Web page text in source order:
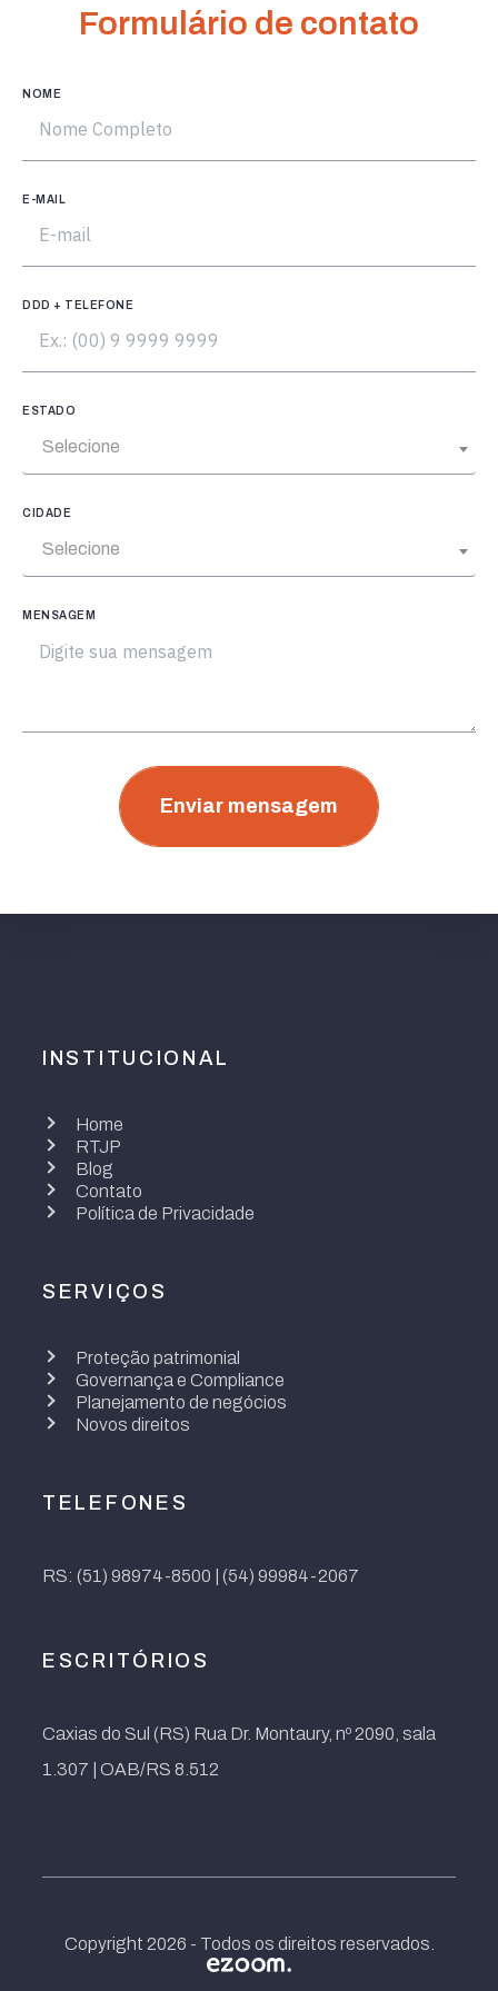
Formulário de contato
NOME
E-MAIL
DDD + TELEFONE
ESTADO
Selecione
CIDADE
Selecione
MENSAGEM
Enviar mensagem
INSTITUCIONAL
Home
RTJP
Blog
Contato
Política de Privacidade
SERVIÇOS
Proteção patrimonial
Governança e Compliance
Planejamento de negócios
Novos direitos
TELEFONES
RS: (51) 98974-8500 | (54) 99984-2067
ESCRITÓRIOS
Caxias do Sul (RS) Rua Dr. Montaury, nº 2090, sala
1.307 | OAB/RS 8.512
Copyright 2026 - Todos os direitos reservados.